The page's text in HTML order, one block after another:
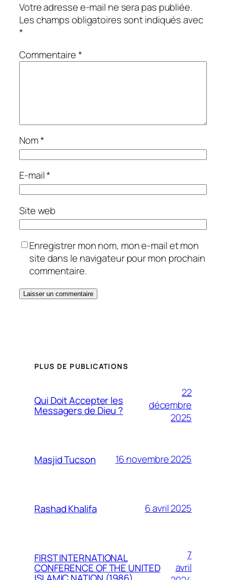
Votre adresse e-mail ne sera pas publiée.
Les champs obligatoires sont indiqués avec
*
Commentaire*
Nom*
E-mail*
Site web
Enregistrer mon nom, mon e-mail et mon
site dans le navigateur pour mon prochain
commentaire.
PLUS DE PUBLICATIONS
Qui Doit Accepter les
Messagers de Dieu ?
22
décembre
2025
Masjid Tucson 16 novembre 2025
Rashad Khalifa 6 avril 2025
FIRST INTERNATIONAL
CONFERENCE OF THE UNITED
7
avril